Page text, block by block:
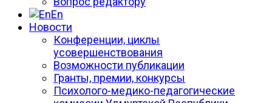
En
Новости
Конференции, циклы
усовершенствования
Возможности публикации
Гранты, премии, конкурсы
Психолого-медико-педагогические